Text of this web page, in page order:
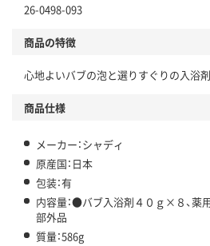
26-0498-093
商品の特徴
心地よいバブの泡と選りすぐりの入浴
商品仕様
メーカー：シャディ
原産国：日本
包装：有
内容量：●バブ入浴剤４０ｇ×８、
部外品
質量：586g